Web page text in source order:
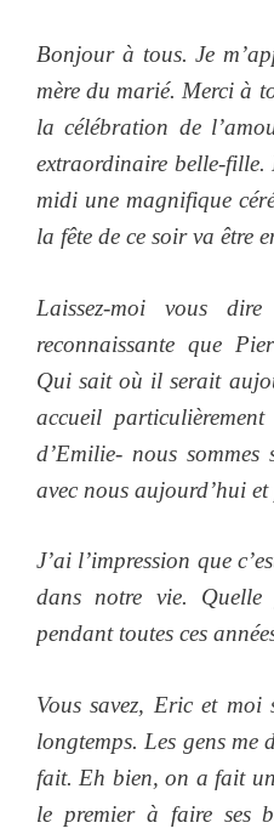
Bonjour à tous. Je
mère du marié. Merci à
la célébration de
extraordinaire belle-fille.
midi une magnifique
la fête de ce soir va être
Laissez-moi vous
reconnaissante que
Qui sait où il serait
accueil
d’Emilie- nous
avec nous aujourd’hui
J’ai l’impression que
dans notre vie.
pendant toutes ces
Vous savez, Eric et moi
longtemps. Les gens me
fait. Eh bien, on a fait
le premier à faire ses